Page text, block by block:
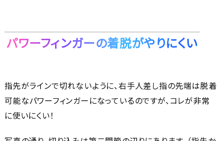
パワーフィンガーの着脱がやりにくい
指先がラインで切れないように、右手人差し指の先端は脱着
可能なパワーフィンガーになっているのですが、コレが非常
に使いにくい！